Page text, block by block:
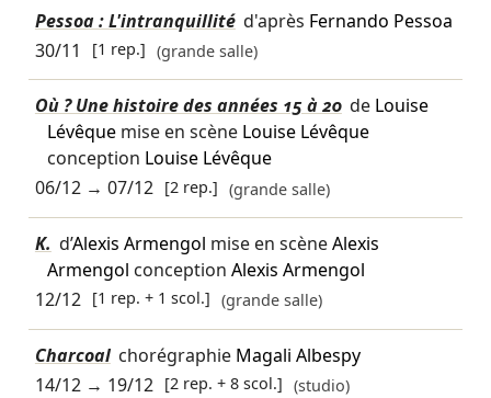
Pessoa : L'intranquillité d'après Fernando Pessoa
30/11
[1 rep.] (grande salle)
Où ? Une histoire des années 15 à 20 de Louise
Lévêquemise en scène Louise Lévêque
conception Louise Lévêque
06/12→ 07/12 [2 rep.] (grande salle)
K. d’Alexis Armengol mise en scèneAlexis
Armengol conception Alexis Armengol
12/12 [1 rep. + 1 scol.] (grande salle)
Charcoal chorégraphie Magali Albespy
14/12→ 19/12 [2 rep. + 8 scol.] (studio)